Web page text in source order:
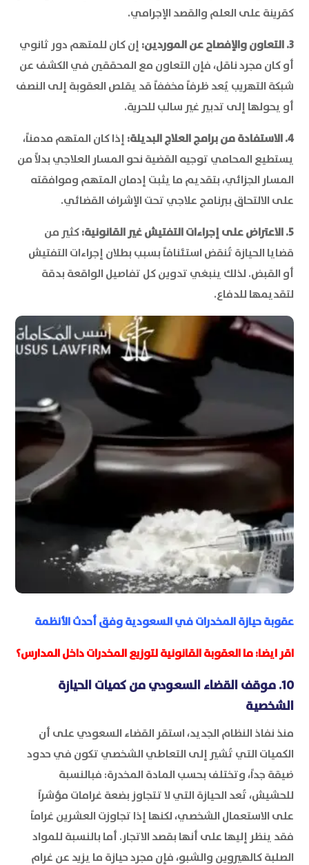
كقرينة على العلم والقصد الإجرامي.
3. التعاون والإفصاح عن الموردين:
إن كان للمتهم دور ثانوي
أو كان مجرد ناقل، فإن التعاون مع المحققين في الكشف عن
شبكة التهريب يُعد ظرفاً مخففاً قد يقلص العقوبة إلى النصف
أو يحولها إلى تدبير غير سالب للحرية.
4. الاستفادة من برامج العلاج البديلة:
إذا كان المتهم مدمناً،
يستطيع المحامي توجيه القضية نحو المسار العلاجي بدلاً من
المسار الجزائي، بتقديم ما يثبت إدمان المتهم وموافقته
على الالتحاق ببرنامج علاجي تحت الإشراف القضائي.
5. الاعتراض على إجراءات التفتيش غير القانونية:
كثير من
قضايا الحيازة تُنقض استئنافاً بسبب بطلان إجراءات التفتيش
أو القبض. لذلك ينبغي تدوين كل تفاصيل الواقعة بدقة
لتقديمها للدفاع.
عقوبة حيازة المخدرات في السعودية وفق أحدث الأنظمة
اقر ايضا:ما العقوبة القانونية لتوزيع المخدرات داخل المدارس؟
10. موقف القضاء السعودي من كميات الحيازة
الشخصية
منذ نفاذ النظام الجديد، استقر القضاء السعودي على أن
الكميات التي تُشير إلى التعاطي الشخصي تكون في حدود
ضيقة جداً، وتختلف بحسب المادة المخدرة: فبالنسبة
للحشيش، تُعد الحيازة التي لا تتجاوز بضعة غرامات مؤشراً
على الاستعمال الشخصي، لكنها إذا تجاوزت العشرين غراماً
فقد ينظر إليها على أنها بقصد الاتجار. أما بالنسبة للمواد
الصلبة كالهيروين والشبو، فإن مجرد حيازة ما يزيد عن غرام